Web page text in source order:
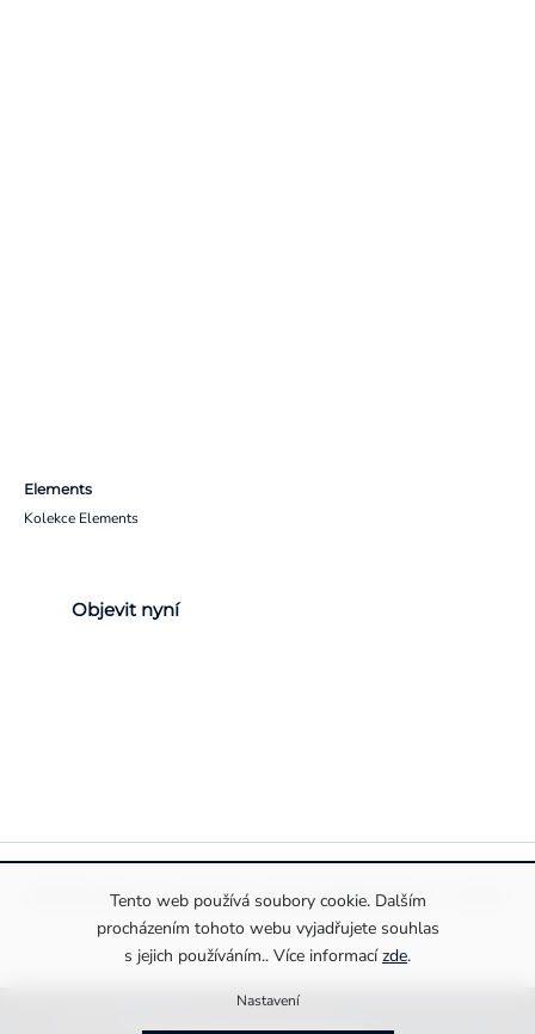
Tento web používá soubory cookie. Dalším
procházením tohoto webu vyjadřujete souhlas
s jejich používáním.. Více informacízde.
Nastavení
Elements
Kolekce Elements
Objevit nyní
Pravidla ochrany a zpracování osobních údajůInformace o cookies